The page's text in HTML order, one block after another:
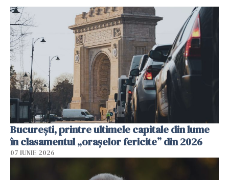
București, printre ultimele capitale din lume
în clasamentul „orașelor fericite” din 2026
07 IUNIE 2026